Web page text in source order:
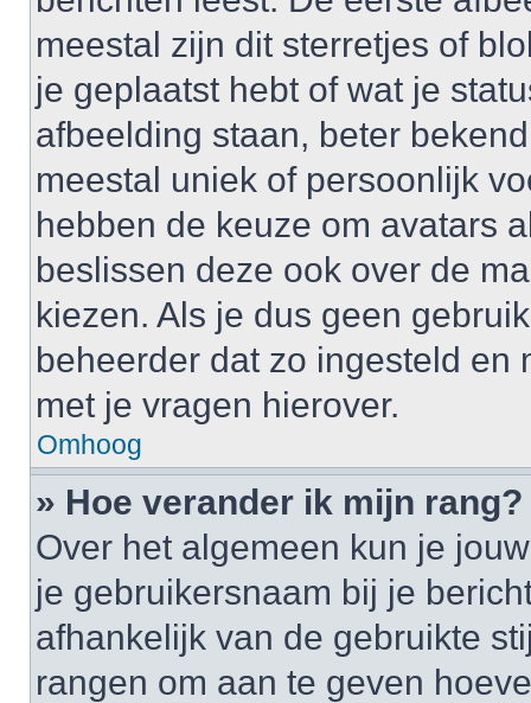
meestal zijn dit sterretjes of
je geplaatst hebt of wat je
afbeelding staan, beter
meestal uniek of persoonlijk
hebben de keuze om avatars
beslissen deze ook over de
kiezen. Als je dus geen
beheerder dat zo ingesteld en
met je vragen hierover.
Omhoog
» Hoe verander ik mijn rang?
Over het algemeen kun je
je gebruikersnaam bij je
afhankelijk van de gebruikte
rangen om aan te geven